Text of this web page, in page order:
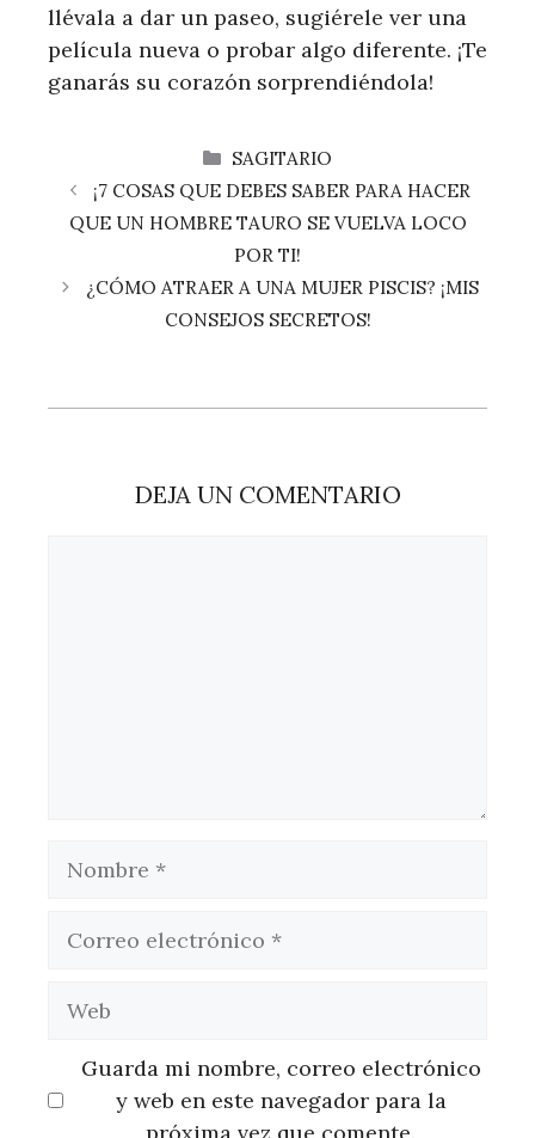
llévala a dar un paseo, sugiérele ver una
película nueva o probar algo diferente. ¡Te
ganarás su corazón sorprendiéndola!
CATEGORÍAS
SAGITARIO
¡7 COSAS QUE DEBES SABER PARA HACER
QUE UN HOMBRE TAURO SE VUELVA LOCO
POR TI!
¿CÓMO ATRAER A UNA MUJER PISCIS? ¡MIS
CONSEJOS SECRETOS!
DEJA UN COMENTARIO
Guarda mi nombre, correo electrónico
y web en este navegador para la
próxima vez que comente.